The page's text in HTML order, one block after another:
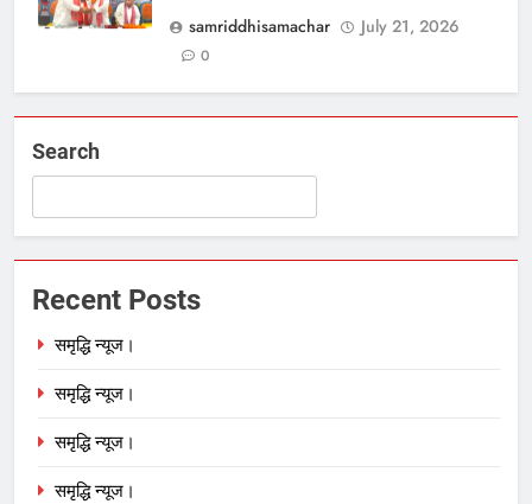
samriddhisamachar
July 21, 2026
0
Search
Recent Posts
समृद्धि न्यूज।
समृद्धि न्यूज।
समृद्धि न्यूज।
समृद्धि न्यूज।